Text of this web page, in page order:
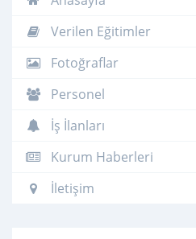
Verilen Eğitimler
Fotoğraflar
Personel
İş İlanları
Kurum Haberleri
İletişim